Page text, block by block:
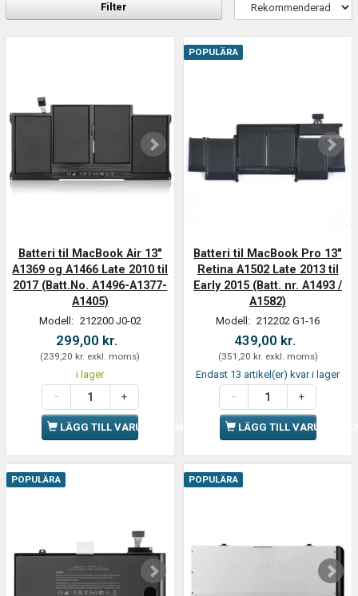
Filter
Batteri til MacBook Air 13"
A1369 og A1466 Late 2010 til
2017 (Batt.No. A1496-A1377-
A1405)
Modell: 212200 J0-02
299,00 kr.
(239,20 kr. exkl. moms)
i lager
LÄGG TILL VARUKORGEN
POPULÄRA
Batteri til MacBook Pro 13"
Retina A1502 Late 2013 til
Early 2015 (Batt. nr. A1493 /
A1582)
Modell: 212202 G1-16
439,00 kr.
(351,20 kr. exkl. moms)
Endast 13 artikel(er) kvar i lager
LÄGG TILL
POPULÄRA POPULÄRA